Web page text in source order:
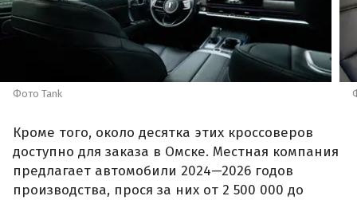
Фото Tank
Кроме того, около десятка этих кроссоверов
доступно для заказа в Омске. Местная компания
предлагает автомобили 2024—2026 годов
производства, прося за них от 2 500 000 до